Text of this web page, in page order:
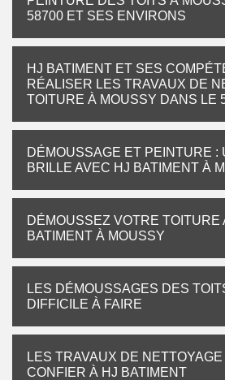
58700 ET SES ENVIRONS
HJ BATIMENT ET SES
RÉALISER LES TRAVAUX DE
TOITURE À MOUSSY DANS LE
DÉMOUSSAGE ET PEINTURE :
BRILLE AVEC HJ BATIMENT À
DÉMOUSSEZ VOTRE TOITURE
BATIMENT À MOUSSY
LES DÉMOUSSAGES DES
DIFFICILE À FAIRE
LES TRAVAUX DE
CONFIER À HJ BATIMENT